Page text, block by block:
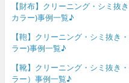
【財布】クリーニング・シミ抜
カラー)事例一覧♪
【鞄】クリーニング・シミ抜き
ラー)事例一覧♪
【靴】クリーニング・シミ抜き
ラー）事例一覧♪